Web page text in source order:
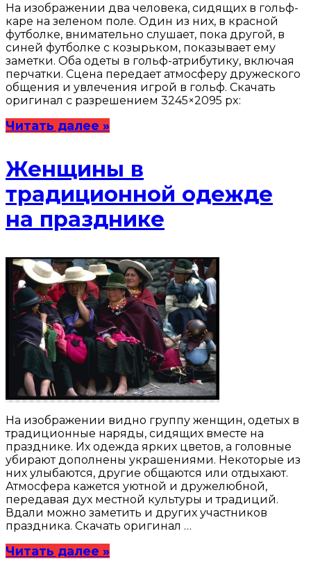
На изображении два человека, сидящих в гольф-
каре на зеленом поле. Один из них, в красной
футболке, внимательно слушает, пока другой, в
синей футболке с козырьком, показывает ему
заметки. Оба одеты в гольф-атрибутику, включая
перчатки. Сцена передает атмосферу дружеского
общения и увлечения игрой в гольф. Скачать
оригинал с разрешением 3245×2095 px:
Читать далее »
Женщины в
традиционной одежде
на празднике
На изображении видно группу женщин, одетых в
традиционные наряды, сидящих вместе на
празднике. Их одежда ярких цветов, а головные
убирают дополнены украшениями. Некоторые из
них улыбаются, другие общаются или отдыхают.
Атмосфера кажется уютной и дружелюбной,
передавая дух местной культуры и традиций.
Вдали можно заметить и других участников
праздника. Скачать оригинал …
Читать далее »